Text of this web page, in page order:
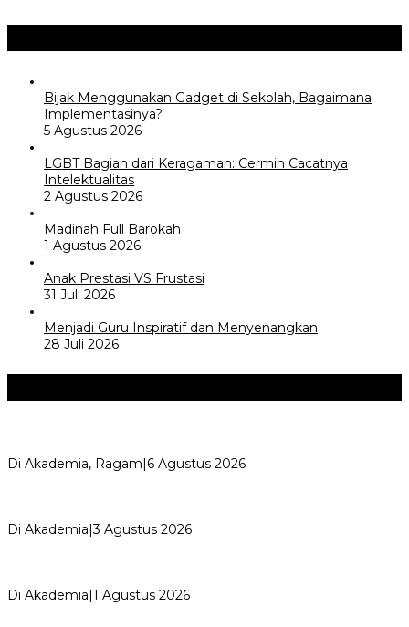
Bijak Menggunakan Gadget di Sekolah, Bagaimana
Implementasinya?
5 Agustus 2026
LGBT Bagian dari Keragaman: Cermin Cacatnya
Intelektualitas
2 Agustus 2026
Madinah Full Barokah
1 Agustus 2026
Anak Prestasi VS Frustasi
31 Juli 2026
Menjadi Guru Inspiratif dan Menyenangkan
28 Juli 2026
Di Akademia, Ragam|6 Agustus 2026
Di Akademia|3 Agustus 2026
Di Akademia|1 Agustus 2026